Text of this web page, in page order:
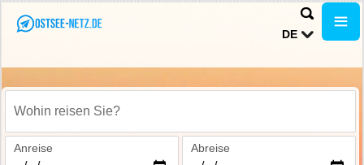
DE
Wohin reisen Sie?
Anreise Abreise